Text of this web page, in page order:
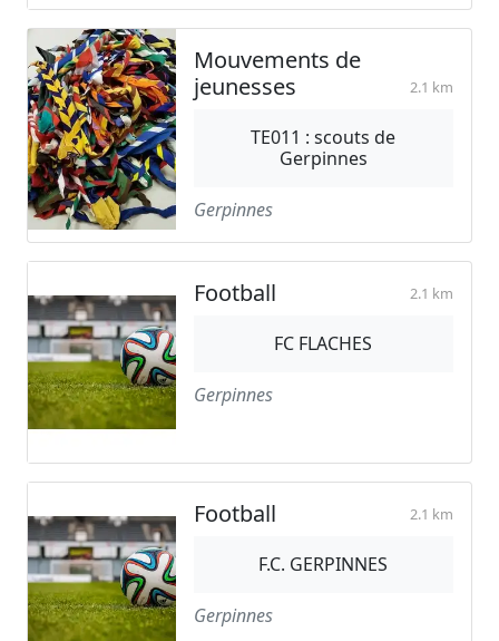
Mouvements de
jeunesses
2.1 km
TE011 : scouts de
Gerpinnes
Gerpinnes
Football 2.1 km
FC FLACHES
Gerpinnes
Football 2.1 km
F.C. GERPINNES
Gerpinnes